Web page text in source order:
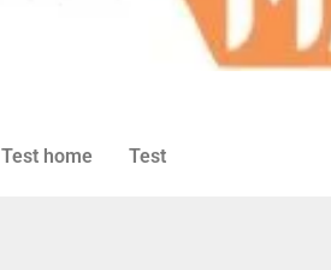
Test home Test